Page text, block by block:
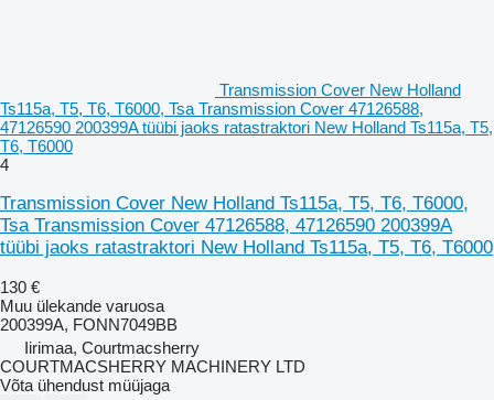
Transmission Cover New Holland
Ts115a, T5, T6, T6000, Tsa Transmission Cover 47126588,
47126590 200399A tüübi jaoks ratastraktori New Holland Ts115a, T5,
T6, T6000
4
Transmission Cover New Holland Ts115a, T5, T6, T6000,
Tsa Transmission Cover 47126588, 47126590 200399A
tüübi jaoks ratastraktori New Holland Ts115a, T5, T6, T6000
130 €
Muu ülekande varuosa
200399A, FONN7049BB
Iirimaa, Courtmacsherry
COURTMACSHERRY MACHINERY LTD
Võta ühendust müüjaga